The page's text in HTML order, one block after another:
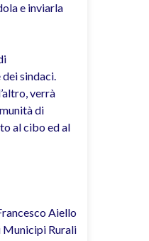
e inviarla
sindaci.
verrà
di
al cibo ed al
Aiello
Municipi Rurali